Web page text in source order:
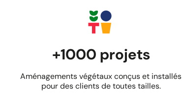
Voir le projet
+1000 projets
Aménagements végétaux conçus et installés
pour des clients de toutes tailles.